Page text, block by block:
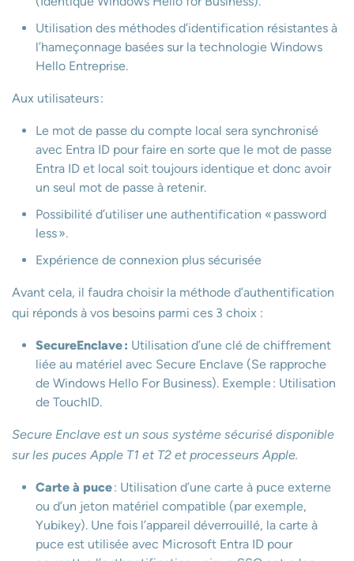
Utilisation des méthodes d’identification résistantes à
l’hameçonnage basées sur la technologie Windows
Hello Entreprise.
Aux utilisateurs :
Le mot de passe du compte local sera synchronisé
avec Entra ID pour faire en sorte que le mot de passe
Entra ID et local soit toujours identique et donc avoir
un seul mot de passe à retenir.
Possibilité d’utiliser une authentification « password
less ».
Expérience de connexion plus sécurisée
Avant cela, il faudra choisir la méthode d’authentification
qui réponds à vos besoins parmi ces 3 choix :
SecureEnclave : Utilisation d’une clé de chiffrement
liée au matériel avec Secure Enclave (Se rapproche
de Windows Hello For Business). Exemple : Utilisation
de TouchID.
Secure Enclave est un sous système sécurisé disponible
sur les puces Apple T1 et T2 et processeurs Apple.
Carte à puce: Utilisation d’une carte à puce externe
ou d’un jeton matériel compatible (par exemple,
Yubikey). Une fois l’appareil déverrouillé, la carte à
puce est utilisée avec Microsoft Entra ID pour